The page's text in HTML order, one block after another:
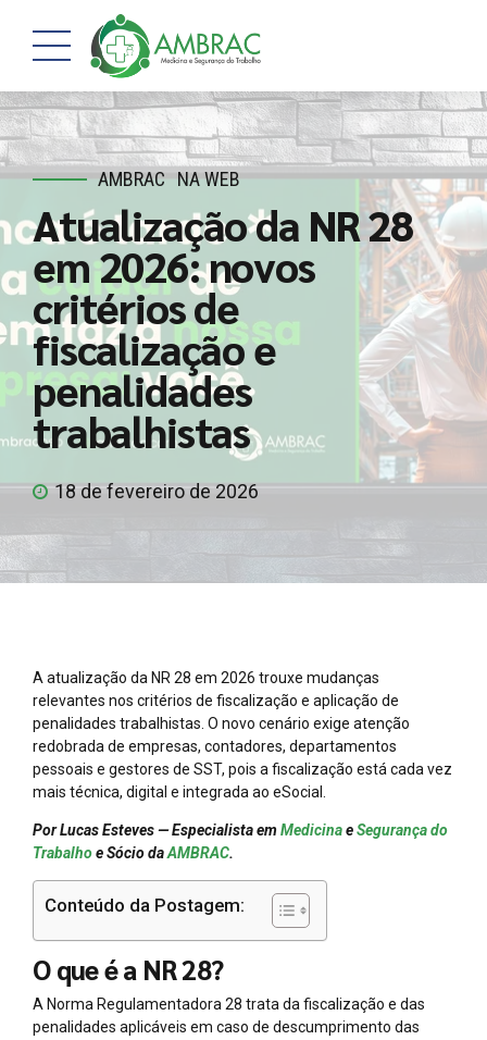
AMBRAC NA WEB
Atualização da NR 28
em 2026: novos
critérios de
fiscalização e
penalidades
trabalhistas
18 de fevereiro de 2026
A atualização da NR 28 em 2026 trouxe mudanças
relevantes nos critérios de fiscalização e aplicação de
penalidades trabalhistas. O novo cenário exige atenção
redobrada de empresas, contadores, departamentos
pessoais e gestores de SST, pois a fiscalização está cada vez
mais técnica, digital e integrada ao eSocial.
Por Lucas Esteves — Especialista emMedicinaeSegurança do
Trabalhoe Sócio daAMBRAC.
Conteúdo da Postagem:
O que é a NR 28?
A Norma Regulamentadora 28 trata da fiscalização e das
penalidades aplicáveis em caso de descumprimento das